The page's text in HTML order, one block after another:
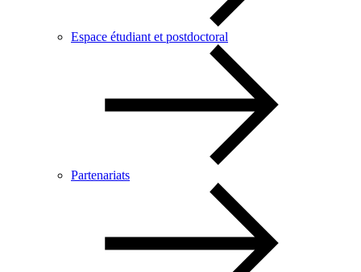
Espace étudiant et postdoctoral
Partenariats